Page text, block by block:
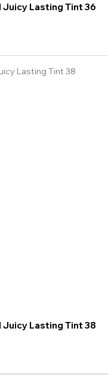
Juicy Lasting Tint 36
Juicy Lasting Tint 38